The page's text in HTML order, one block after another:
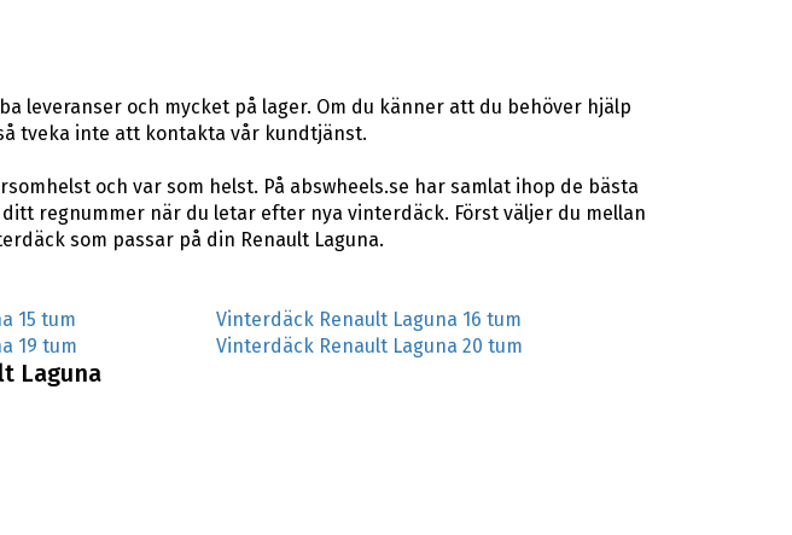
leveranser och mycket på lager. Om du känner att du behöver hjälp
tveka inte att kontakta vår kundtjänst.
och var som helst. På abswheels.se har samlat ihop de bästa
regnummer när du letar efter nya vinterdäck. Först väljer du mellan
som passar på din Renault Laguna.
15 tum
Vinterdäck Renault Laguna 16 tum
19 tum Vinterdäck Renault Laguna 20 tum
Laguna